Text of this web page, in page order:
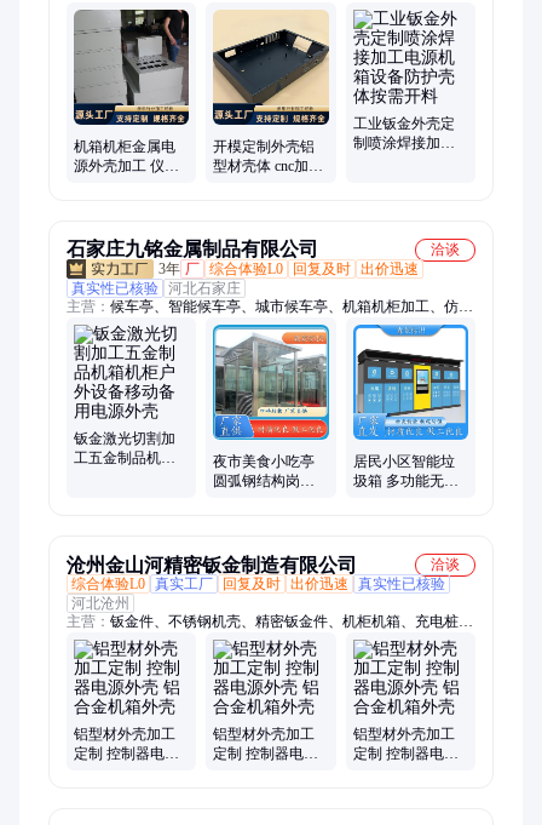
壳、精密机箱、机箱机柜定制、快递柜外壳加工、定制金属机械
机箱机柜金属电
源外壳加工 仪器
开模定制外壳铝
型材壳体 cnc加工
工业钣金外壳定
制喷涂焊接加工
石家庄九铭金属制品有限公司
洽谈
3年 厂 综合体验L0 回复及时 出价迅速
真实性已核验 河北石家庄
主营： 候车亭、智能候车亭、城市候车亭、机箱机柜加工、仿古
候车亭、景观廊架、金属廊架、精神堡垒、不锈钢廊架、地产标
牌、景区标牌、医院标牌、学校标牌、商场标牌、宣传栏、激光
切割、钣金加工、智能垃圾桶、景观小品、停车棚、岗亭、标识
标牌、花草牌、不锈钢加工、广告灯箱、旋转灯箱
钣金激光切割加
工五金制品机箱
夜市美食小吃亭
圆弧钢结构岗亭
居民小区智能垃
圾箱 多功能无接
沧州金山河精密钣金制造有限公司
洽谈
综合体验L0 真实工厂 回复及时 出价迅速
真实性已核验
河北沧州
主营： 钣金件、不锈钢机壳、精密钣金件、机柜机箱、充电桩外
壳、钣金机箱、钣金外壳、钣金机箱加工、钣金外壳制作、设备
护罩、非标钣金件、医疗钣金机壳、配电箱、配电柜、折弯件、
钣金加工、机械设备钣金、钣金机柜、新能源钣金制作、控制柜
钣金、不锈钢钣金、钣金件加工、不锈钢钣金加工、钣金制作
件、钣金焊接
铝型材外壳加工
定制 控制器电源
铝型材外壳加工
定制 控制器电源
铝型材外壳加工
定制 控制器电源